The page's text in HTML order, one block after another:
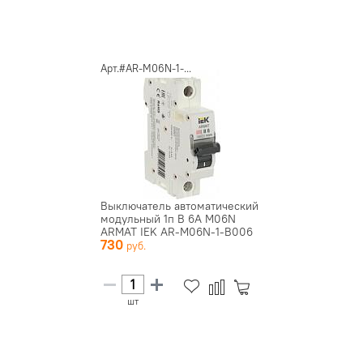
Арт.#AR-M06N-1-...
Выключатель автоматический
модульный 1п B 6А M06N
ARMAT IEK AR-M06N-1-B006
730
шт